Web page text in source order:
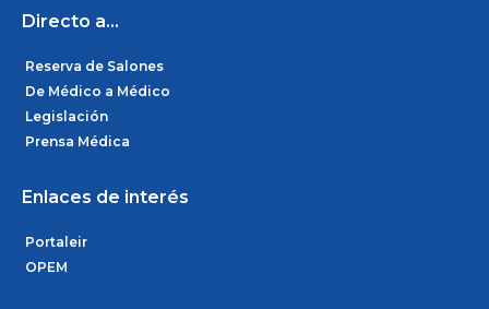
Directo a...
Reserva de Salones
De Médico a Médico
Legislación
Prensa Médica
Enlaces de interés
Portaleir
OPEM